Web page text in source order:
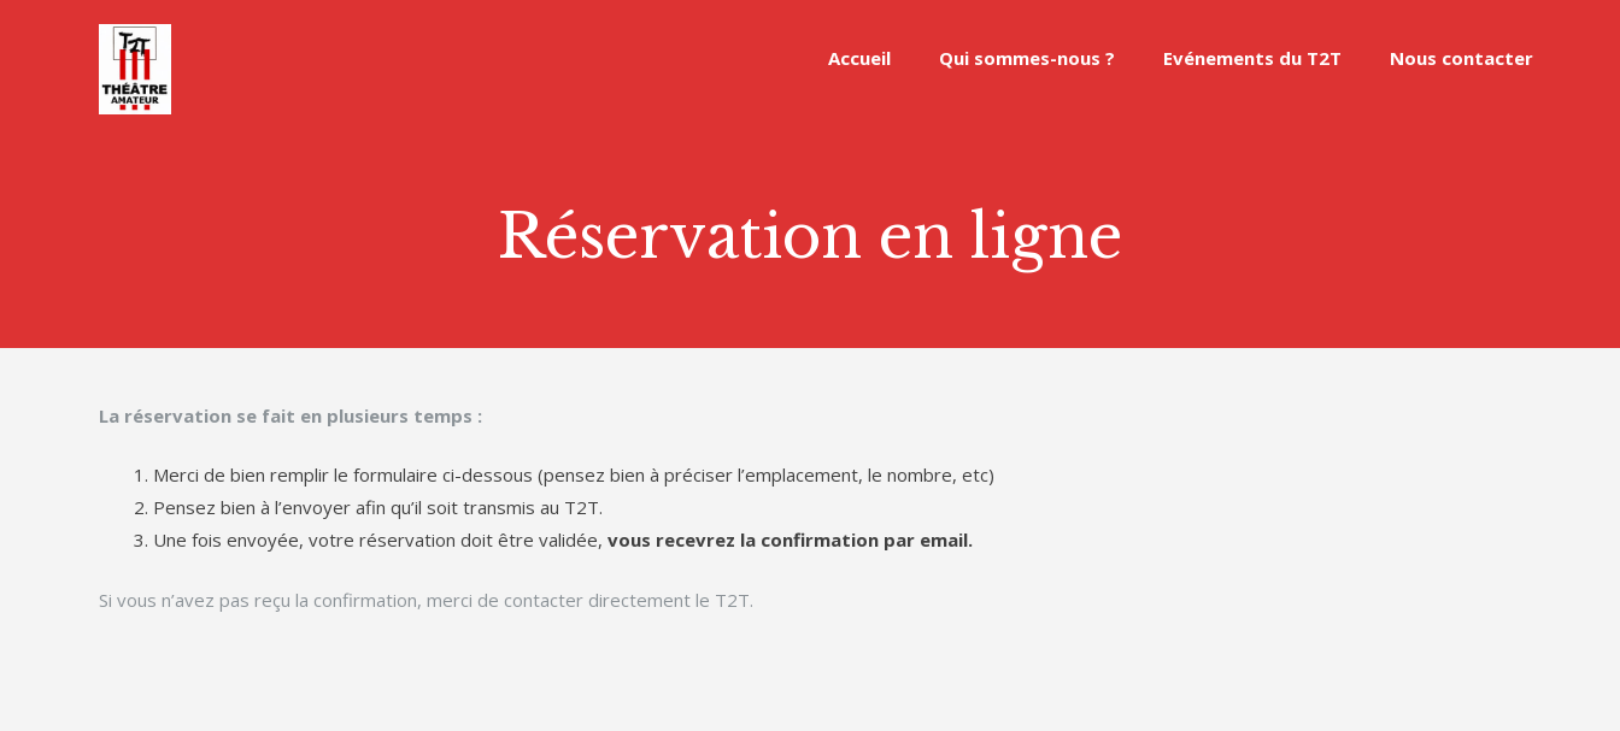
Accueil Qui sommes-nous ? Evénements du T2T Nous contacter
Réservation en ligne
La réservation se fait en plusieurs temps :
Merci de bien remplir le formulaire ci-dessous (pensez bien à préciser l’emplacement, le nombre, etc)
Pensez bien à l’envoyer afin qu’il soit transmis au T2T.
Une fois envoyée, votre réservation doit être validée, vous recevrez la confirmation par email.
Si vous n’avez pas reçu la confirmation, merci de contacter directement le T2T.